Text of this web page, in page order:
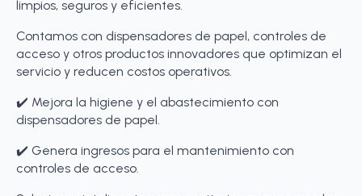
limpios, seguros y eficientes.
Contamos con dispensadores de papel, controles de
acceso y otros productos innovadores que optimizan el
servicio y reducen costos operativos.
✔️ Mejora la higiene y el abastecimiento con
dispensadores de papel.
✔️ Genera ingresos para el mantenimiento con
controles de acceso.